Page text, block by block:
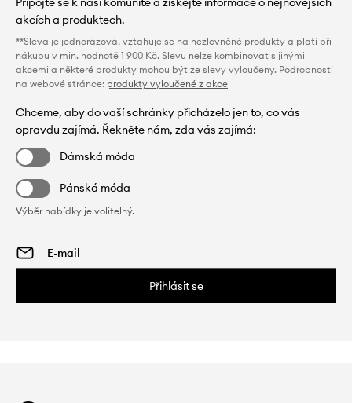
akcích a produktech.
**Sleva je jednorázová, vztahuje se na nezlevněné produkty a platí při
nákupu v min. hodnotě 1 900 Kč. Slevu nelze kombinovat s jinými
akcemi a některé produkty mohou být ze slevy vyloučeny. Podrobnosti
na webové stránce: produkty vyloučené z akce
Chceme, aby do vaší schránky přicházelo jen to, co vás
opravdu zajímá. Řekněte nám, zda vás zajímá:
Dámská móda
Pánská móda
Výběr nabídky je volitelný.
Přihlásit se